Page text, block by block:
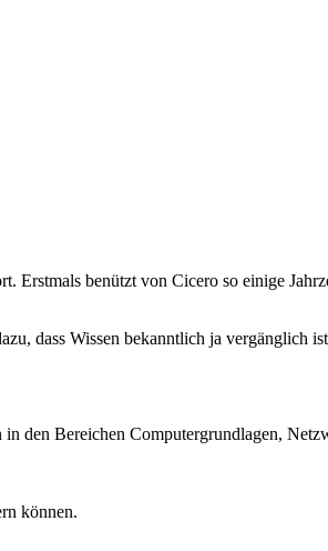
Erstmals benützt von Cicero so einige
dass Wissen bekanntlich ja vergänglich
den Bereichen Computergrundlagen,
können.